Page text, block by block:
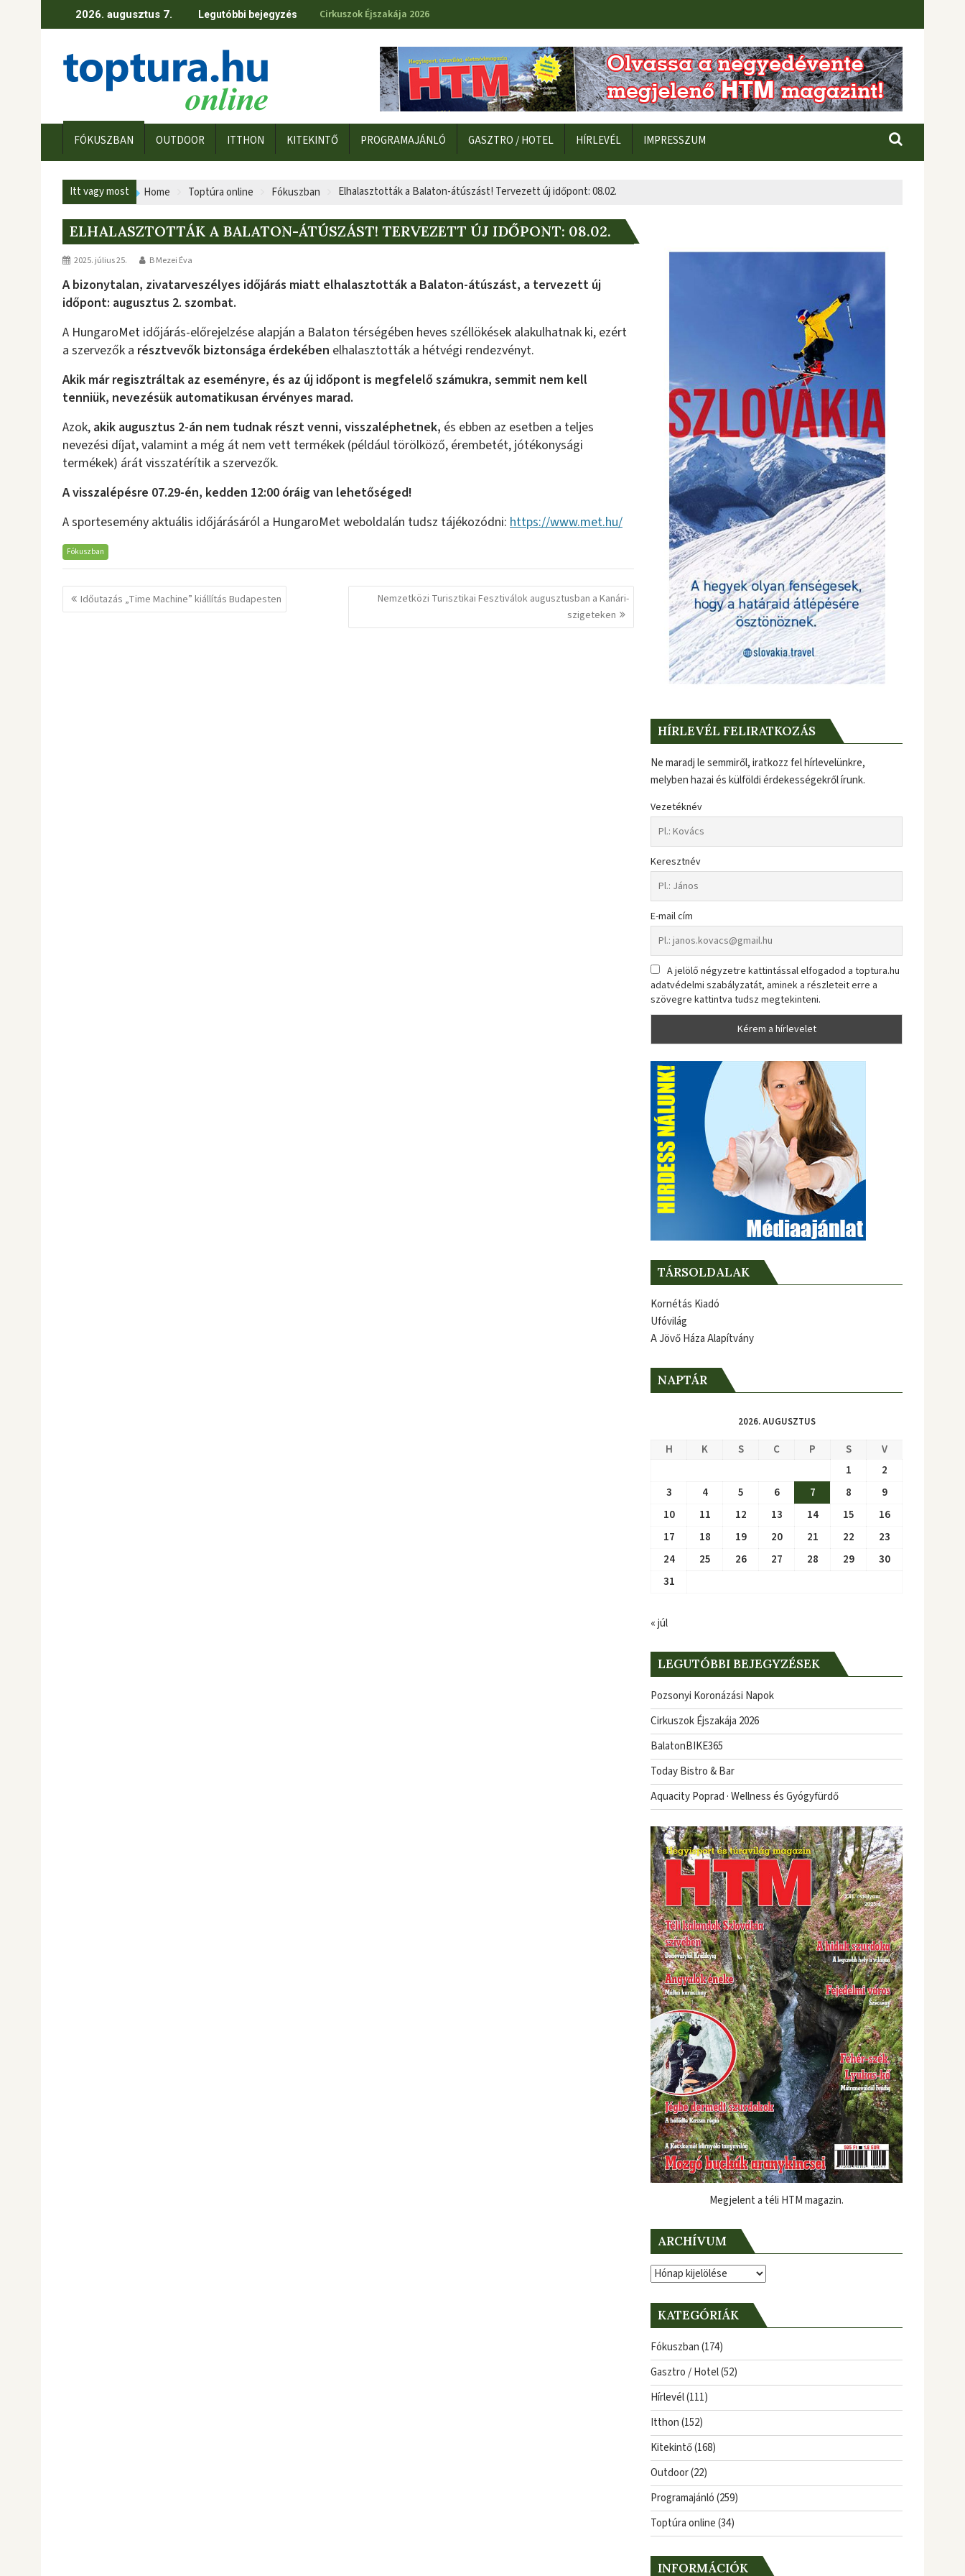
2026. augusztus 7. Legutóbbi bejegyzés Cirkuszok Éjszakája 2026
FÓKUSZBAN OUTDOOR ITTHON KITEKINTŐ PROGRAMAJÁNLÓ GASZTRO / HOTEL HÍRLEVÉL IMPRESSZUM
Itt vagy most Home Toptúra online Fókuszban Elhalasztották a Balaton-átúszást! Tervezett új időpont: 08.02.
ELHALASZTOTTÁK A BALATON-ÁTÚSZÁST! TERVEZETT ÚJ IDŐPONT: 08.02.
2025. július 25. B Mezei Éva
A bizonytalan, zivatarveszélyes időjárás miatt elhalasztották a Balaton-átúszást, a tervezett új
időpont: augusztus 2. szombat.
A HungaroMet időjárás-előrejelzése alapján a Balaton térségében heves széllökések alakulhatnak ki, ezért
a szervezők a résztvevők biztonsága érdekében elhalasztották a hétvégi rendezvényt.
Akik már regisztráltak az eseményre, és az új időpont is megfelelő számukra, semmit nem kell
tenniük, nevezésük automatikusan érvényes marad.
Azok, akik augusztus 2-án nem tudnak részt venni, visszaléphetnek, és ebben az esetben a teljes
nevezési díjat, valamint a még át nem vett termékek (például törölköző, érembetét, jótékonysági
termékek) árát visszatérítik a szervezők.
Avisszalépésre 07.29-én, kedden 12:00 óráig van lehetőséged!
A sportesemény aktuális időjárásáról a HungaroMet weboldalán tudsz tájékozódni: https://www.met.hu/
Fókuszban
Bejegyzés
navigáció
Időutazás „Time Machine” kiállítás Budapesten
Nemzetközi Turisztikai Fesztiválok augusztusban a Kanári-
szigeteken
HÍRLEVÉL FELIRATKOZÁS
Ne maradj le semmiről, iratkozz fel hírlevelünkre,
melyben hazai és külföldi érdekességekről írunk.
Vezetéknév
Keresztnév
E-mail cím
A jelölő négyzetre kattintással elfogadod a toptura.hu
adatvédelmi szabályzatát, aminek a részleteit erre a
szövegre kattintva tudsz megtekinteni.
TÁRSOLDALAK
Kornétás Kiadó
Ufóvilág
A Jövő Háza Alapítvány
NAPTÁR
2026. AUGUSZTUS
H K S C P S
V
1
2
3
4 5 6 7 8
9
10
11 12 13 14 15
16
17
18 19 20 21 22
23
24
25 26 27 28 29
30
31
« júl
LEGUTÓBBI BEJEGYZÉSEK
Pozsonyi Koronázási Napok
Cirkuszok Éjszakája 2026
BalatonBIKE365
Today Bistro & Bar
Aquacity Poprad · Wellness és Gyógyfürdő
Megjelent a téli HTM magazin.
ARCHÍVUM
Archívum
KATEGÓRIÁK
Fókuszban(174)
Gasztro / Hotel(52)
Hírlevél(111)
Itthon(152)
Kitekintő(168)
Outdoor(22)
Programajánló(259)
Toptúra online(34)
INFORMÁCIÓK